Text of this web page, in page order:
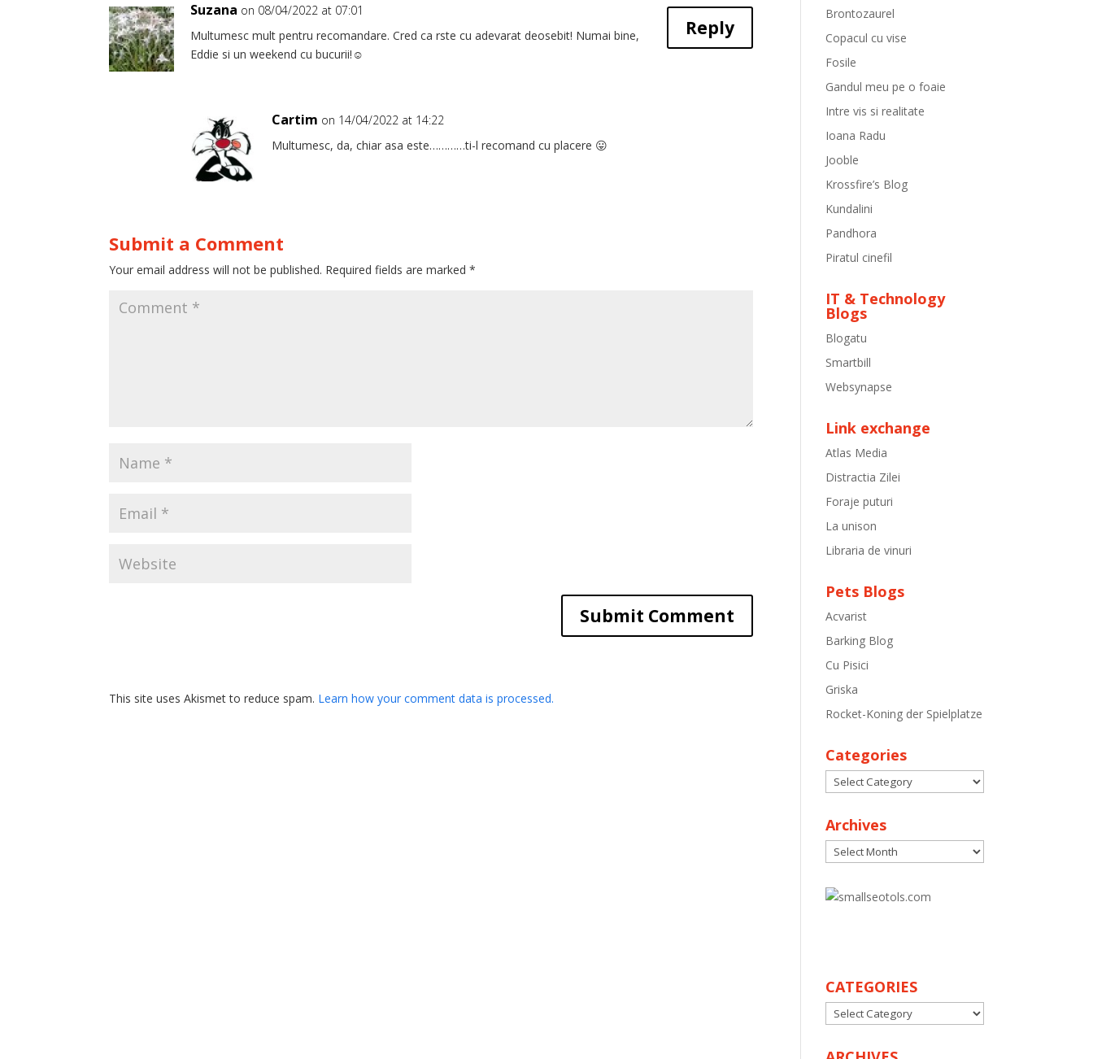
Suzana on 08/04/2022 at 07:01
Multumesc mult pentru recomandare. Cred ca rste cu adevarat deosebit! Numai bine,
Eddie si un weekend cu bucurii!☺
Reply
Cartim on 14/04/2022 at 14:22
Multumesc, da, chiar asa este…………ti-l recomand cu placere 😛
Submit a Comment
Your email address will not be published. Required fields are marked*
This site uses Akismet to reduce spam. Learn how your comment data is processed.
Brontozaurel
Copacul cu vise
Fosile
Gandul meu pe o foaie
Intre vis si realitate
Ioana Radu
Jooble
Krossfire’s Blog
Kundalini
Pandhora
Piratul cinefil
IT & Technology
Blogs
Blogatu
Smartbill
Websynapse
Link exchange
Atlas Media
Distractia Zilei
Foraje puturi
La unison
Libraria de vinuri
Pets Blogs
Acvarist
Barking Blog
Cu Pisici
Griska
Rocket-Koning der Spielplatze
Categories
Categories
Archives
Archives
CATEGORIES
CATEGORIES